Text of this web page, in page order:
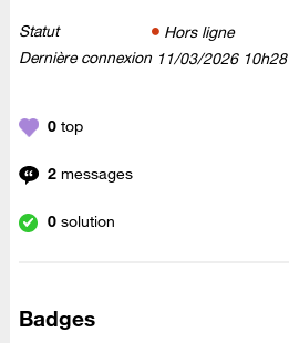
Statut
Hors ligne
Dernière connexion ‎11/03/2026 10h28
0 top
2 messages
0 solution
Badges